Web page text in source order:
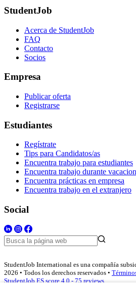
StudentJob
Acerca de StudentJob
FAQ
Contacto
Socios
Empresa
Publicar oferta
Registrarse
Estudiantes
Regístrate
Tips para Candidatos/as
Encuentra trabajo para estudiantes
Encuentra trabajo durante
Encuentra prácticas en empresa
Encuentra trabajo en el extranjero
Social
StudentJob International es una compañía
2026 • Todos los derechos reservados •
StudentJob ES score 4.0 - 75 reviews